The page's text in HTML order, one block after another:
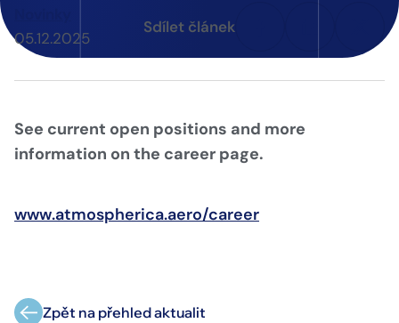
05.12.2025
Sdílet článek
See current open positions and more
information on the career page.
www.atmospherica.aero/career
Zpět na přehled aktualit